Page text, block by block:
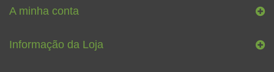
A minha conta
Informação da Loja